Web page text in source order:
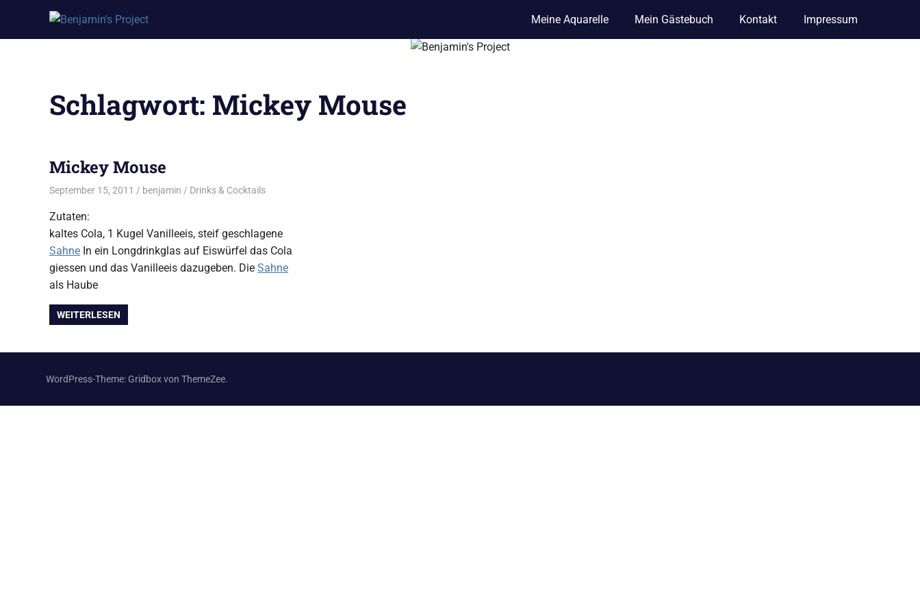
Meine Aquarelle Mein Gästebuch Kontakt Impressum
Schlagwort: Mickey Mouse
Mickey Mouse
September 15, 2011 benjamin Drinks & Cocktails
Zutaten:
kaltes Cola, 1 Kugel Vanilleeis, steif geschlagene
Sahne In ein Longdrinkglas auf Eiswürfel das Cola
giessen und das Vanilleeis dazugeben. Die Sahne
als Haube
WEITERLESEN
WordPress-Theme: Gridbox von ThemeZee.